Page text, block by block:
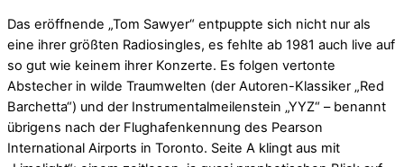
Das eröffnende „Tom Sawyer“ entpuppte sich nicht nur als
eine ihrer größten Radiosingles, es fehlte ab 1981 auch live auf
so gut wie keinem ihrer Konzerte. Es folgen vertonte
Abstecher in wilde Traumwelten (der Autoren-Klassiker „Red
Barchetta“) und der Instrumentalmeilenstein „YYZ“ – benannt
übrigens nach der Flughafenkennung des Pearson
International Airports in Toronto. Seite A klingt aus mit